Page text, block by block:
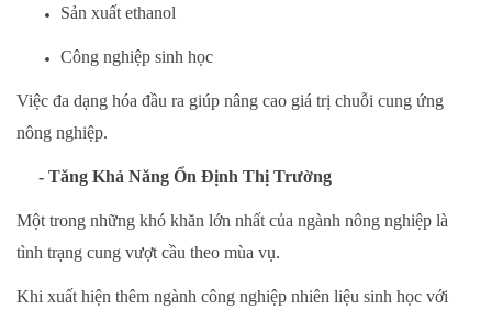
Sản xuất ethanol
Công nghiệp sinh học
Việc đa dạng hóa đầu ra giúp nâng cao giá trị chuỗi cung ứng
nông nghiệp.
- Tăng Khả Năng Ổn Định Thị Trường
Một trong những khó khăn lớn nhất của ngành nông nghiệp là
tình trạng cung vượt cầu theo mùa vụ.
Khi xuất hiện thêm ngành công nghiệp nhiên liệu sinh học với